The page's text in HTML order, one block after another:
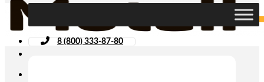
8 (800) 333-87-80